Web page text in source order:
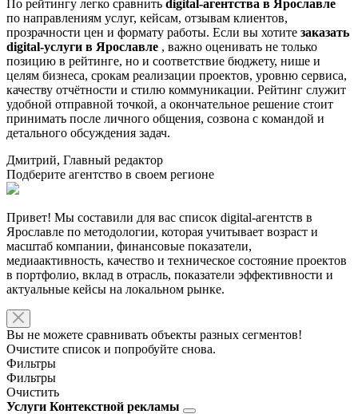
По рейтингу легко сравнить digital-агентства в Ярославле
по направлениям услуг, кейсам, отзывам клиентов,
прозрачности цен и формату работы. Если вы хотите заказать
digital-услуги в Ярославле , важно оценивать не только
позицию в рейтинге, но и соответствие бюджету, нише и
целям бизнеса, срокам реализации проектов, уровню сервиса,
качеству отчётности и стилю коммуникации. Рейтинг служит
удобной отправной точкой, а окончательное решение стоит
принимать после личного общения, созвона с командой и
детального обсуждения задач.
Дмитрий, Главный редактор
Подберите агентство в своем регионе
Привет! Мы составили для вас список digital-агентств в
Ярославле по методологии, которая учитывает возраст и
масштаб компании, финансовые показатели,
медиаактивность, качество и техническое состояние проектов
в портфолио, вклад в отрасль, показатели эффективности и
актуальные кейсы на локальном рынке.
Вы не можете сравнивать объекты разных сегментов!
Очистите список и попробуйте снова.
Фильтры
Фильтры
Очистить
Услуги Контекстной рекламы